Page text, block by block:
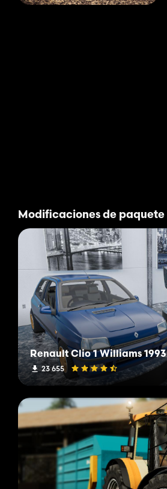
Modificaciones de paquete
Renault Clio 1 Williams 1993
23 655